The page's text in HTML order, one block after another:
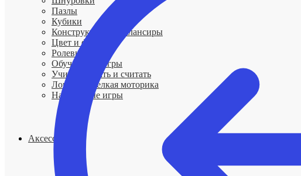
Пазлы
Кубики
Конструкторы и балансиры
Цвет и форма
Ролевые игры
Обучающие игры
Учимся читать и считать
Логика и мелкая моторика
Настольные игры
Аксессуары